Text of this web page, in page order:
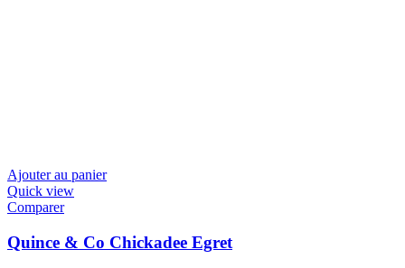
Ajouter au panier
Quick view
Comparer
Quince & Co Chickadee Egret